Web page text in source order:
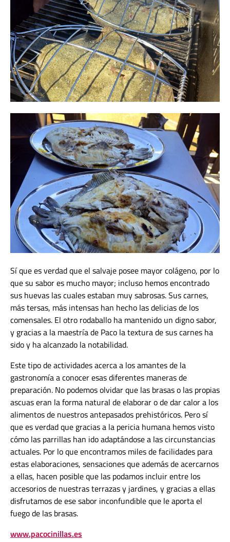
Sí que es verdad que el salvaje posee mayor colágeno, por lo
que su sabor es mucho mayor; incluso hemos encontrado
sus huevas las cuales estaban muy sabrosas. Sus carnes,
más tersas, más intensas han hecho las delicias de los
comensales. El otro rodaballo ha mantenido un digno sabor,
y gracias a la maestría de Paco la textura de sus carnes ha
sido y ha alcanzado la notabilidad.
Este tipo de actividades acerca a los amantes de la
gastronomía a conocer esas diferentes maneras de
preparación. No podemos olvidar que las brasas o las propias
ascuas eran la forma natural de elaborar o de dar calor a los
alimentos de nuestros antepasados prehistóricos. Pero sí
que es verdad que gracias a la pericia humana hemos visto
cómo las parrillas han ido adaptándose a las circunstancias
actuales. Por lo que encontramos miles de facilidades para
estas elaboraciones, sensaciones que además de acercarnos
a ellas, hacen posible que las podamos incluir entre los
accesorios de nuestras terrazas y jardines, y gracias a ellas
disfrutamos de ese sabor inconfundible que le aporta el
fuego de las brasas.
www.pacocinillas.es